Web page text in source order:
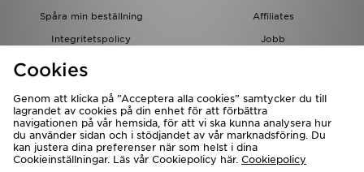
Spåra min beställning
Affiliates
Integritetspolicy
Jobb
JD-bloggen
Cookies
Genom att klicka på ”Acceptera alla cookies” samtycker du till
lagrandet av cookies på din enhet för att förbättra
navigationen på vår hemsida, för att vi ska kunna analysera hur
du använder sidan och i stödjandet av vår marknadsföring. Du
kan justera dina preferenser när som helst i dina
Cookieinställningar. Läs vår Cookiepolicy här. Cookiepolicy